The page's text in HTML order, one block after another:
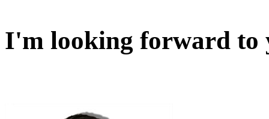
I'm looking forward to